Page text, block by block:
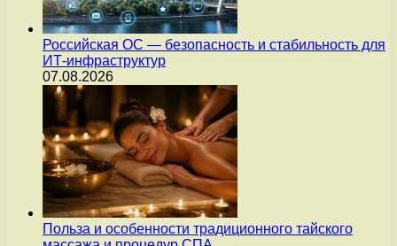
Российская ОС — безопасность и стабильность для
ИТ-инфраструктур
07.08.2026
Польза и особенности традиционного тайского